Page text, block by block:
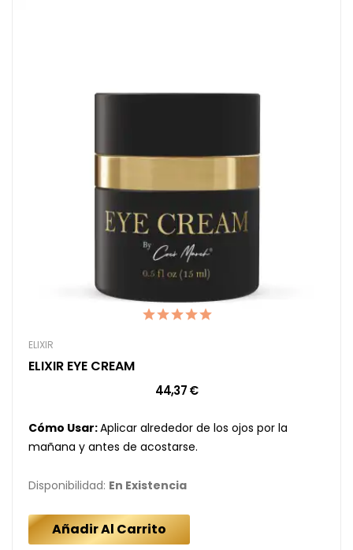
ELIXIR
ELIXIR EYE CREAM
44,37 €
Cómo Usar:Aplicar alrededor de los ojos por la
mañana y antes de acostarse.
Disponibilidad: En Existencia
Añadir Al Carrito